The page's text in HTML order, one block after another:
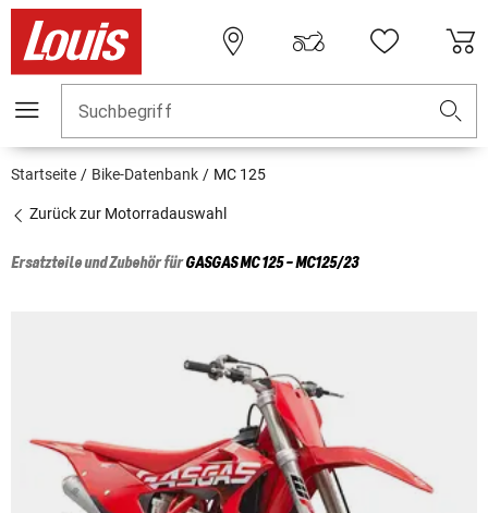
Suchbegriff
Startseite Bike-Datenbank MC 125
Zurück zur Motorradauswahl
Ersatzteile und Zubehör fürGASGASMC 125 - MC125/23